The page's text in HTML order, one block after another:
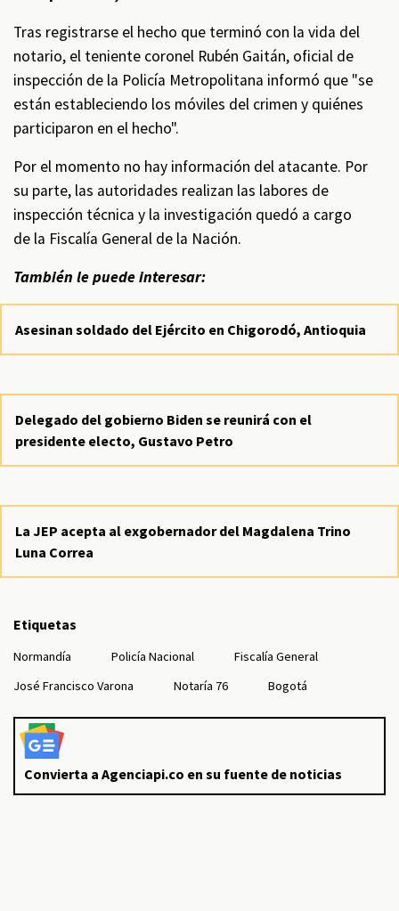
Tras registrarse el hecho que terminó con la vida del
notario, el teniente coronel Rubén Gaitán, oficial de
inspección de la Policía Metropolitana informó que "se
están estableciendo los móviles del crimen y quiénes
participaron en el hecho".
Por el momento no hay información del atacante. Por
su parte, las autoridades realizan las labores de
inspección técnica y la investigación quedó a cargo
de la Fiscalía General de la Nación.
También le puede interesar:
Asesinan soldado del Ejército en Chigorodó, Antioquia
Delegado del gobierno Biden se reunirá con el
presidente electo, Gustavo Petro
La JEP acepta al exgobernador del Magdalena Trino
Luna Correa
Etiquetas
Normandía Policía Nacional
Fiscalía General
José Francisco Varona
Notaría 76 Bogotá
Convierta a Agenciapi.co en su fuente de noticias